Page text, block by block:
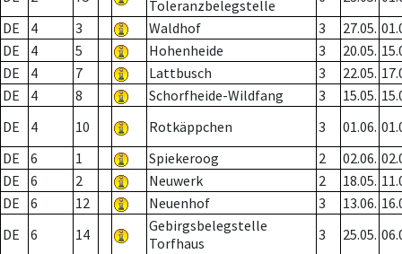
Toleranzbelegstelle
DE
4 3 Waldhof 3 27.05.
DE
4 5 Hohenheide 3 20.05.
DE
4 7 Lattbusch 3 22.05.
DE
4 8 Schorfheide-Wildfang 3 15.05.
DE
4 10 Rotkäppchen 3 01.06.
DE
6 1 Spiekeroog 2 02.06.
DE
6 2 Neuwerk 2 18.05.
DE
6 12 Neuenhof 3 13.06.
DE
6 14
Gebirgsbelegstelle
Torfhaus
3 25.05.